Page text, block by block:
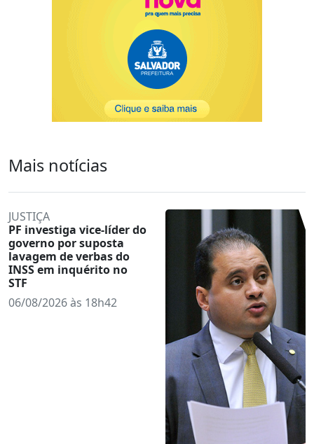
Mais notícias
JUSTIÇA
PF investiga vice-líder do
governo por suposta
lavagem de verbas do
INSS em inquérito no
STF
06/08/2026 às 18h42